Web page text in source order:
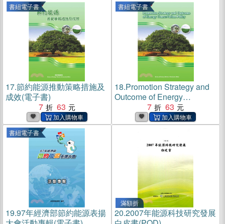
書紐電子書
17.節約能源推動策略措施及
成效(電子書)
7
63
書紐電子書
18.Promotion Strategy and
Outcome of Energy
Conservation Policy(電子書)
7 63
書紐電子書
19.97年經濟部節約能源表揚
滿額折
20.2007年能源科技研究發展